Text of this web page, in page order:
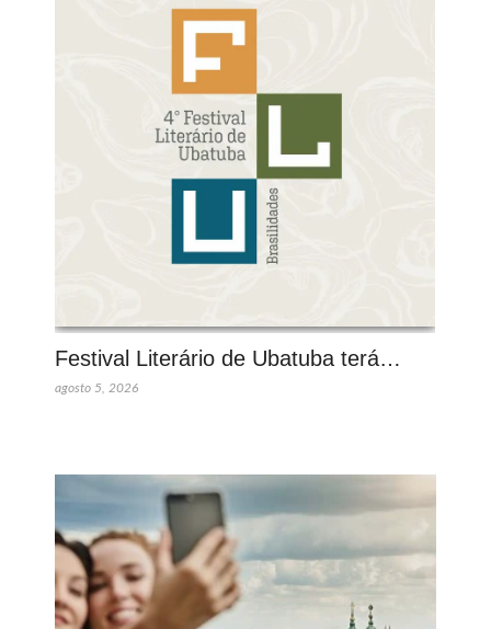
Festival Literário de Ubatuba terá…
agosto 5, 2026